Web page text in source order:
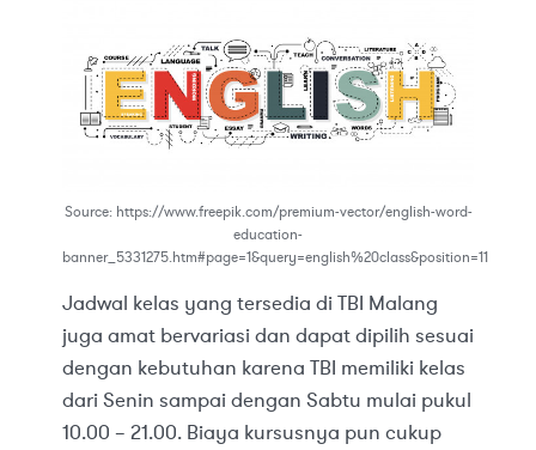
Source: https://www.freepik.com/premium-vector/english-word-
education-
banner_5331275.htm#page=1&query=english%20class&position=11
Jadwal kelas yang tersedia di TBI Malang
juga amat bervariasi dan dapat dipilih sesuai
dengan kebutuhan karena TBI memiliki kelas
dari Senin sampai dengan Sabtu mulai pukul
10.00 – 21.00. Biaya kursusnya pun cukup